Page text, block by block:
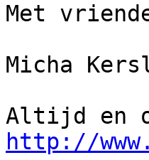
Met
Micha
http://